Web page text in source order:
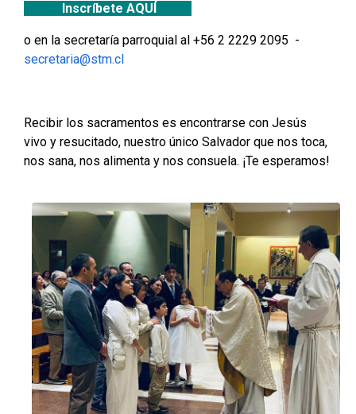
Inscríbete AQUÍ
o en la secretaría parroquial al +56 2 2229 2095 -
secretaria@stm.cl
Recibir los sacramentos es encontrarse con Jesús
vivo y resucitado, nuestro único Salvador que nos toca,
nos sana, nos alimenta y nos consuela. ¡Te esperamos!